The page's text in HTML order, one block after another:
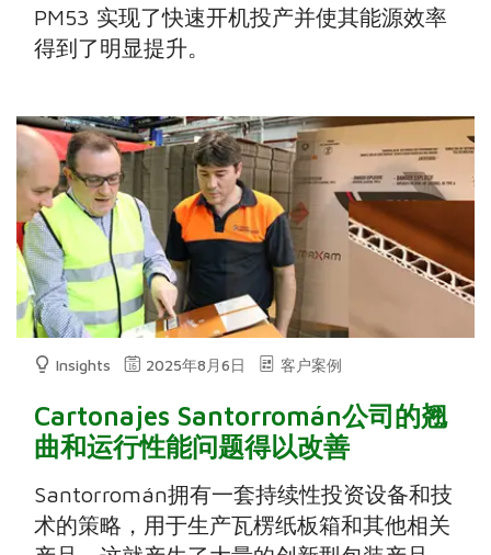
PM53 实现了快速开机投产并使其能源效率
得到了明显提升。
Insights 2025年8月6日 客户案例
Cartonajes Santorromán公司的翘
曲和运行性能问题得以改善
Santorromán拥有一套持续性投资设备和技
术的策略，用于生产瓦楞纸板箱和其他相关